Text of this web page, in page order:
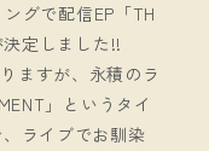
グで配信EP「TH
定しました!!
ますが、永積のラ
」というタイ
ライブでお馴染